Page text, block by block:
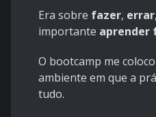
Era sobre fazer, errar,
importante aprender
O bootcamp me
ambiente em que a
tudo.